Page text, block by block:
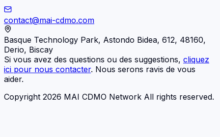
contact@mai-cdmo.com
Basque Technology Park, Astondo Bidea, 612, 48160,
Derio, Biscay
Si vous avez des questions ou des suggestions, cliquez
ici pour nous contacter. Nous serons ravis de vous
aider.
Copyright 2026 MAI CDMO Network All rights reserved.